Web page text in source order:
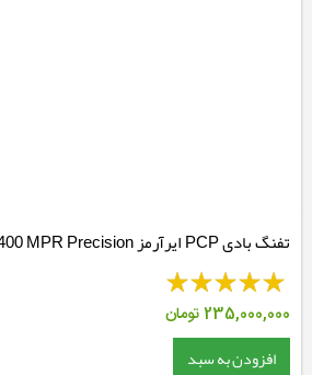
تفنگ بادی PCP ایرآرمز S400 MPR Precision
235,000,000تومان
افزودن به سبد